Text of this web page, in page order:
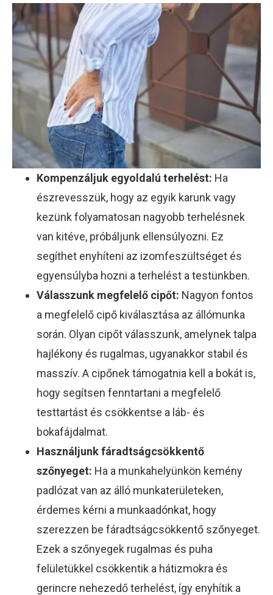
Kompenzáljuk egyoldalú terhelést: Ha
észrevesszük, hogy az egyik karunk vagy
kezünk folyamatosan nagyobb terhelésnek
van kitéve, próbáljunk ellensúlyozni. Ez
segíthet enyhíteni az izomfeszültséget és
egyensúlyba hozni a terhelést a testünkben.
Válasszunk megfelelő cipőt: Nagyon fontos
a megfelelő cipő kiválasztása az állómunka
során. Olyan cipőt válasszunk, amelynek talpa
hajlékony és rugalmas, ugyanakkor stabil és
masszív. A cipőnek támogatnia kell a bokát is,
hogy segítsen fenntartani a megfelelő
testtartást és csökkentse a láb- és
bokafájdalmat.
Használjunk fáradtságcsökkentő
szőnyeget: Ha a munkahelyünkön kemény
padlózat van az álló munkaterületeken,
érdemes kérni a munkaadónkat, hogy
szerezzen be fáradtságcsökkentő szőnyeget.
Ezek a szőnyegek rugalmas és puha
felületükkel csökkentik a hátizmokra és
gerincre nehezedő terhelést, így enyhítik a